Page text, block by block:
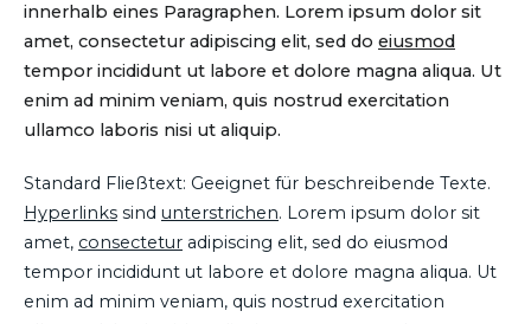
innerhalb eines Paragraphen. Lorem ipsum dolor sit
amet, consectetur adipiscing elit, sed do eiusmod
tempor incididunt ut labore et dolore magna aliqua. Ut
enim ad minim veniam, quis nostrud exercitation
ullamco laboris nisi ut aliquip.
Standard Fließtext: Geeignet für beschreibende Texte.
Hyperlinks sind unterstrichen. Lorem ipsum dolor sit
amet, consectetur adipiscing elit, sed do eiusmod
tempor incididunt ut labore et dolore magna aliqua. Ut
enim ad minim veniam, quis nostrud exercitation